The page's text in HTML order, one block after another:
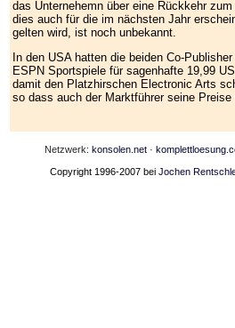
das Unternehemn über eine Rückkehr
dies auch für die im nächsten Jahr
gelten wird, ist noch unbekannt.
In den USA hatten die beiden Co-
ESPN Sportspiele für sagenhafte 19,99
damit den Platzhirschen Electronic Arts
so dass auch der Marktführer seine Preise
Netzwerk: konsolen.net ·
Copyright 1996-2007 bei Jochen